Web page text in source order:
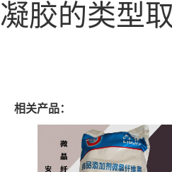
凝胶的类型
相关产品：